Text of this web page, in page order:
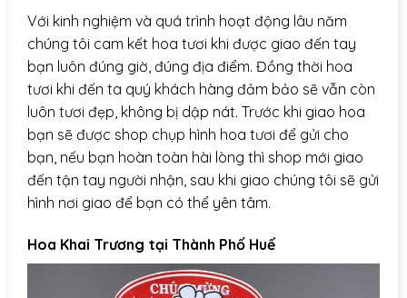
Với kinh nghiệm và quá trình hoạt động lâu năm
chúng tôi cam kết hoa tươi khi được giao đến tay
bạn luôn đúng giờ, đúng địa điểm. Đồng thời hoa
tươi khi đến ta quý khách hàng đảm bảo sẽ vẫn còn
luôn tươi đẹp, không bị dập nát. Trước khi giao hoa
bạn sẽ được shop chụp hình hoa tươi để gửi cho
bạn, nếu bạn hoàn toàn hài lòng thì shop mới giao
đến tận tay người nhận, sau khi giao chúng tôi sẽ gửi
hình nơi giao để bạn có thể yên tâm.
Hoa Khai Trương tại Thành Phố Huế